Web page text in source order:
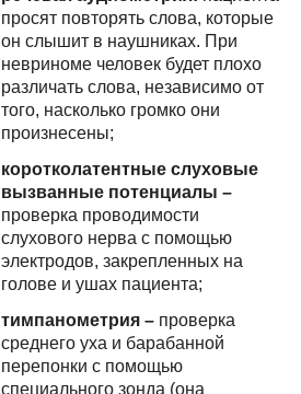
просят повторять слова, которые
он слышит в наушниках. При
невриноме человек будет плохо
различать слова, независимо от
того, насколько громко они
произнесены;
коротколатентные слуховые
вызванные потенциалы –
проверка проводимости
слухового нерва с помощью
электродов, закрепленных на
голове и ушах пациента;
тимпанометрия –
проверка
среднего уха и барабанной
перепонки с помощью
специального зонда (она